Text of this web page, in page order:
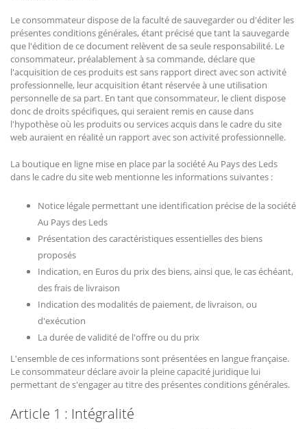
Le consommateur dispose de la faculté de sauvegarder ou d'éditer les
présentes conditions générales, étant précisé que tant la sauvegarde
que l'édition de ce document relèvent de sa seule responsabilité. Le
consommateur, préalablement à sa commande, déclare que
l'acquisition de ces produits est sans rapport direct avec son activité
professionnelle, leur acquisition étant réservée à une utilisation
personnelle de sa part. En tant que consommateur, le client dispose
donc de droits spécifiques, qui seraient remis en cause dans
l'hypothèse où les produits ou services acquis dans le cadre du site
web auraient en réalité un rapport avec son activité professionnelle.
La boutique en ligne mise en place par la société Au Pays des Leds
dans le cadre du site web mentionne les informations suivantes :
Notice légale permettant une identification précise de la société
Au Pays des Leds
Présentation des caractéristiques essentielles des biens
proposés
Indication, en Euros du prix des biens, ainsi que, le cas échéant,
des frais de livraison
Indication des modalités de paiement, de livraison, ou
d'exécution
La durée de validité de l'offre ou du prix
L'ensemble de ces informations sont présentées en langue française.
Le consommateur déclare avoir la pleine capacité juridique lui
permettant de s'engager au titre des présentes conditions générales.
Article 1 : Intégralité